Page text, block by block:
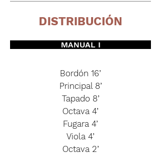
DISTRIBUCIÓN
MANUAL I
Bordón 16’
Principal 8’
Tapado 8’
Octava 4’
Fugara 4’
Viola 4’
Octava 2’